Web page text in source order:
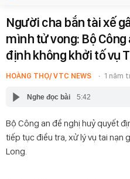
Người cha bắn tài xế
mình tử vong: Bộ
định không khởi tố vụ
HOÀNG THỌ/ VTC NEWS 1 năm
Nghe đọc bài 5:42
Bộ Công an đề nghị huỷ quyết
tiếp tục điều tra, xử lý vụ tai nạn
Long.